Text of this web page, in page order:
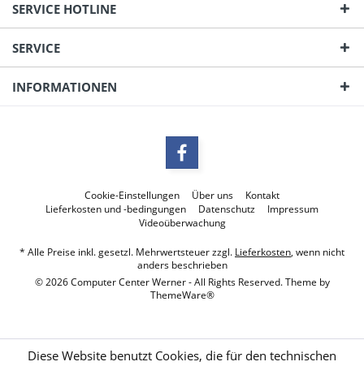
SERVICE HOTLINE
SERVICE
INFORMATIONEN
Cookie-Einstellungen Über uns
Kontakt
Lieferkosten und -bedingungen
Datenschutz
Impressum
Videoüberwachung
* Alle Preise inkl. gesetzl. Mehrwertsteuer zzgl. Lieferkosten, wenn nicht
anders beschrieben
© 2026 Computer Center Werner - All Rights Reserved. Theme by
ThemeWare®
Diese Website benutzt Cookies, die für den technischen